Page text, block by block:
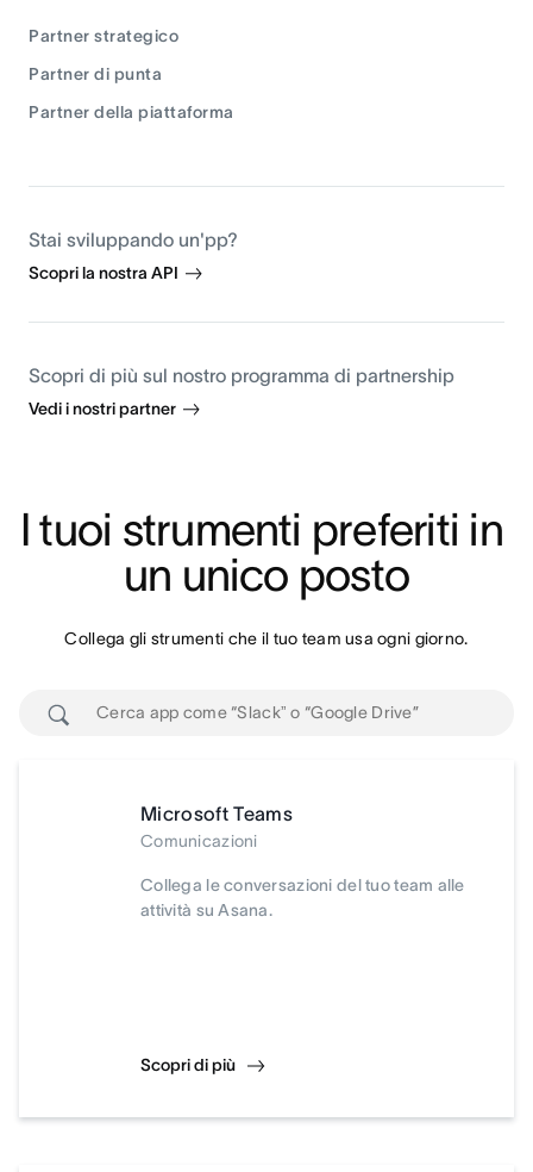
Partner strategico
Partner di punta
Partner della piattaforma
Stai sviluppando un'pp?
Scopri la nostra API
Scopri di più sul nostro programma di partnership
Vedi i nostri partner
I tuoi strumenti preferiti in
un unico posto
Collega gli strumenti che il tuo team usa ogni giorno.
Microsoft Teams
Comunicazioni
Collega le conversazioni del tuo team alle
attività su Asana.
Scopri di più